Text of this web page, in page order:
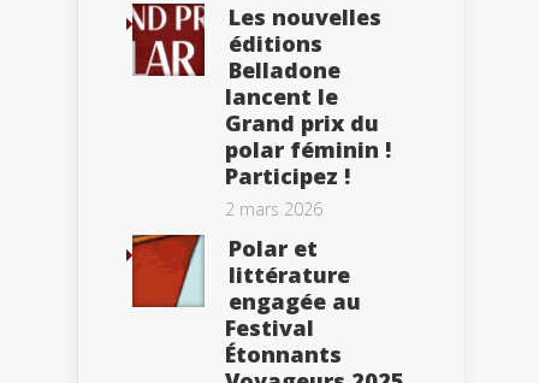
Les nouvelles
éditions
Belladone
lancent le
Grand prix du
polar féminin !
Participez !
2 mars 2026
Polar et
littérature
engagée au
Festival
Étonnants